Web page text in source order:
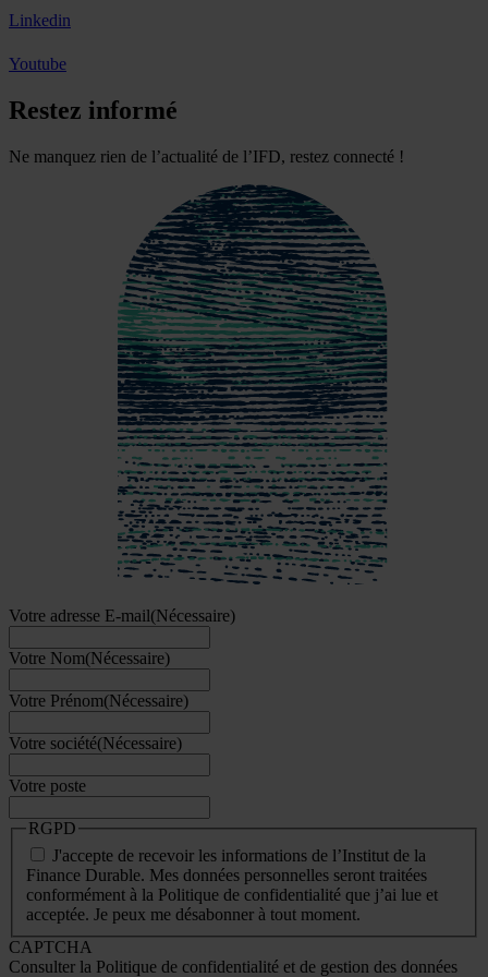
Linkedin
Youtube
Restez informé
Ne manquez rien de l’actualité de l’IFD, restez connecté !
Votre adresse E-mail(Nécessaire)
Votre Nom(Nécessaire)
Votre Prénom(Nécessaire)
Votre société(Nécessaire)
Votre poste
RGPD
J'accepte de recevoir les informations de l’Institut de la
Finance Durable. Mes données personnelles seront traitées
conformément à la Politique de confidentialité que j’ai lue et
acceptée. Je peux me désabonner à tout moment.
CAPTCHA
Consulter la Politique de confidentialité et de gestion des données